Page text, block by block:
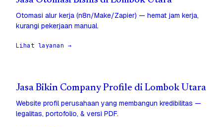
Otomasi alur kerja (n8n/Make/Zapier) — hemat jam kerja,
kurangi pekerjaan manual.
Lihat layanan →
Jasa Bikin Company Profile di Lombok Utara
Website profil perusahaan yang membangun kredibilitas —
legalitas, portofolio, & versi PDF.